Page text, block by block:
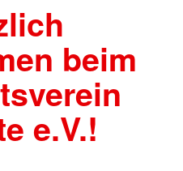
beim
e.V.!